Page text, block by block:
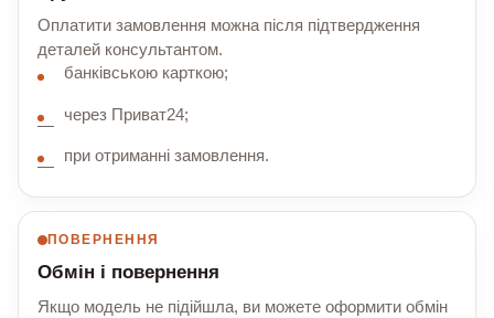
Оплатити замовлення можна після підтвердження
деталей консультантом.
банківською карткою;
через Приват24;
при отриманні замовлення.
ПОВЕРНЕННЯ
Обмін і повернення
Якщо модель не підійшла, ви можете оформити обмін